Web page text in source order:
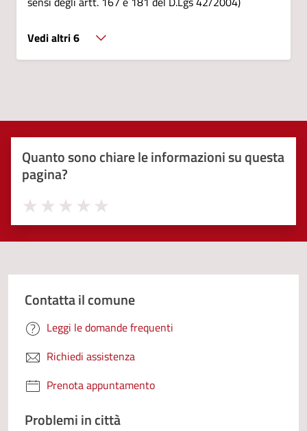
Vedi altri 6
Quanto sono chiare le informazioni su questa
pagina?
Valuta 5 stelle su 5
Valuta 4 stelle su 5
Valuta 3 stelle su 5
Valuta 2 stelle su 5
Valuta 1 stelle su 5
Contatta il comune
Leggi le domande frequenti
Richiedi assistenza
Prenota appuntamento
Problemi in città